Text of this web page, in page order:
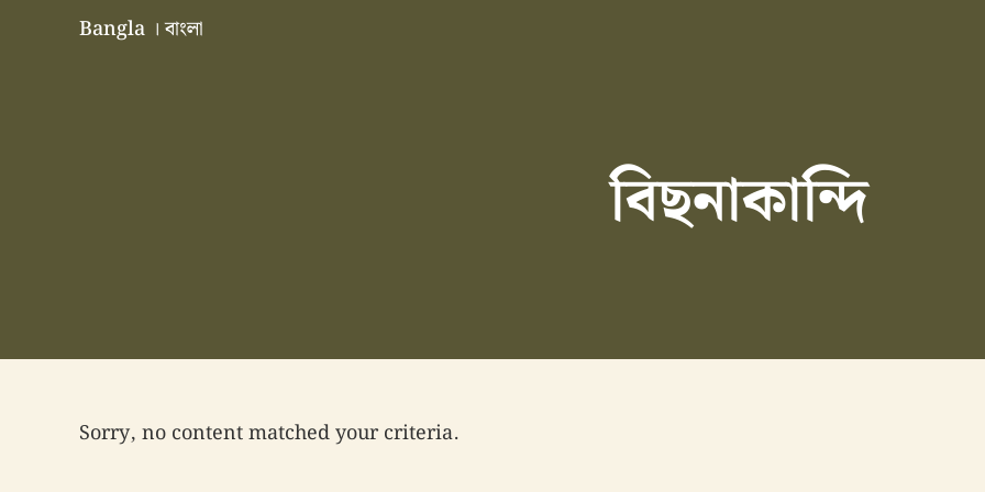
Skip to main content
Skip to header right navigation
Skip to site footer
Bangla । বাংলা
বিছনাকান্দি
Sorry, no content matched your criteria.